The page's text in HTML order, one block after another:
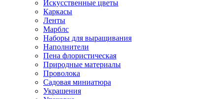
Искусственные цветы
Каркасы
Ленты
Марблс
Наборы для выращивания
Наполнители
Пена флористическая
Природные материалы
Проволока
Садовая миниатюра
Украшения